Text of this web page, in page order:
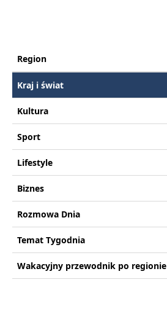
Region
Kraj i świat
Kultura
Sport
Lifestyle
Biznes
Rozmowa Dnia
Temat Tygodnia
Wakacyjny przewodnik po regionie